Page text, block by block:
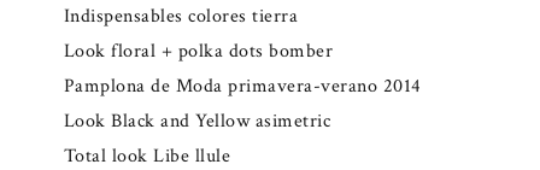
Indispensables colores tierra
Look floral + polka dots bomber
Pamplona de Moda primavera-verano 2014
Look Black and Yellow asimetric
Total look Libe llule